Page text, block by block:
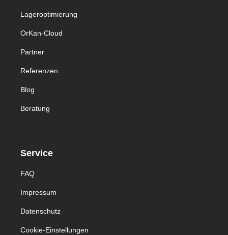
Lageroptimierung
OrKan-Cloud
Partner
Referenzen
Blog
Beratung
Service
FAQ
Impressum
Datenschutz
Cookie-Einstellungen